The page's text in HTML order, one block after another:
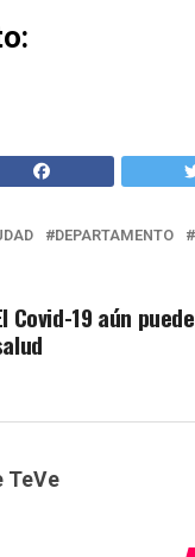
DEPARTAMENTO
Covid-19 aún puede
TeVe